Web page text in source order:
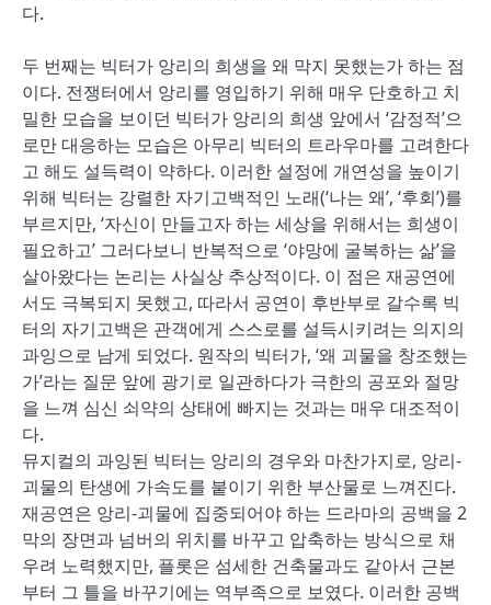
다.
두 번째는 빅터가 앙리의 희생을 왜 막지 못했는가 하는 점
이다. 전쟁터에서 앙리를 영입하기 위해 매우 단호하고 치
밀한 모습을 보이던 빅터가 앙리의 희생 앞에서 ‘감정적’으
로만 대응하는 모습은 아무리 빅터의 트라우마를 고려한다
고 해도 설득력이 약하다. 이러한 설정에 개연성을 높이기
위해 빅터는 강렬한 자기고백적인 노래(‘나는 왜’, ‘후회’)를
부르지만, ‘자신이 만들고자 하는 세상을 위해서는 희생이
필요하고’ 그러다보니 반복적으로 ‘야망에 굴복하는 삶’을
살아왔다는 논리는 사실상 추상적이다. 이 점은 재공연에
서도 극복되지 못했고, 따라서 공연이 후반부로 갈수록 빅
터의 자기고백은 관객에게 스스로를 설득시키려는 의지의
과잉으로 남게 되었다. 원작의 빅터가, ‘왜 괴물을 창조했는
가’라는 질문 앞에 광기로 일관하다가 극한의 공포와 절망
을 느껴 심신 쇠약의 상태에 빠지는 것과는 매우 대조적이
다.
뮤지컬의 과잉된 빅터는 앙리의 경우와 마찬가지로, 앙리-
괴물의 탄생에 가속도를 붙이기 위한 부산물로 느껴진다.
재공연은 앙리-괴물에 집중되어야 하는 드라마의 공백을 2
막의 장면과 넘버의 위치를 바꾸고 압축하는 방식으로 채
우려 노력했지만, 플롯은 섬세한 건축물과도 같아서 근본
부터 그 틀을 바꾸기에는 역부족으로 보였다. 이러한 공백